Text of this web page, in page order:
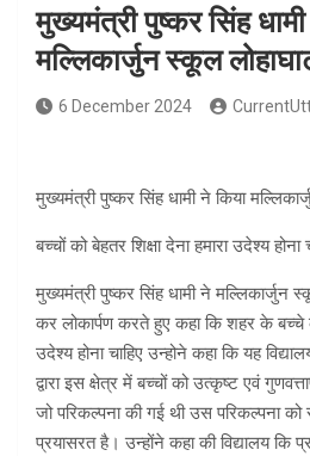
मुख्यमंत्री पुष्कर सिंह
मल्लिकार्जुन स्कूल
6 December 2024
मुख्यमंत्री पुष्कर सिंह धामी ने किया
बच्चों को बेहतर शिक्षा देना हमारा उदेश्य
मुख्यमंत्री पुष्कर सिंह धामी ने मल्लिकार्जुन
कर लोकार्पण करते हुए कहा कि शहर के बच्चे
उदेश्य होना चाहिए उन्होने कहा कि यह
द्वारा इस क्षेत्र में बच्चों को उत्कृष्ट एवं
जो परिकल्पना की गई थी उस परिकल्पना
प्रयासरत है। उन्होंने कहा की विद्यालय कि